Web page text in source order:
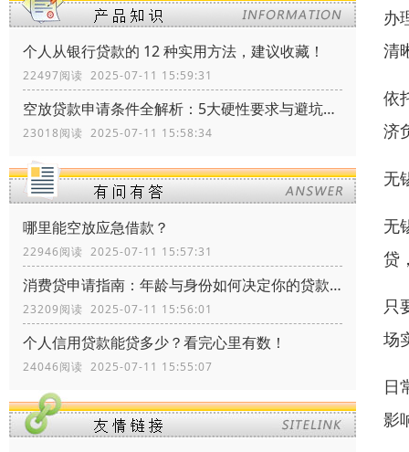
个人从银行贷款的 12 种实用方法，建议收藏！
22497阅读 2025-07-11 15:59:31
空放贷款申请条件全解析：5大硬性要求与避坑指南
23018阅读 2025-07-11 15:58:34
哪里能空放应急借款？
22946阅读 2025-07-11 15:57:31
消费贷申请指南：年龄与身份如何决定你的贷款资格？
23209阅读 2025-07-11 15:56:01
个人信用贷款能贷多少？看完心里有数！
24046阅读 2025-07-11 15:55:07
办
清
依
济
无
无
贷
只
场
日
影